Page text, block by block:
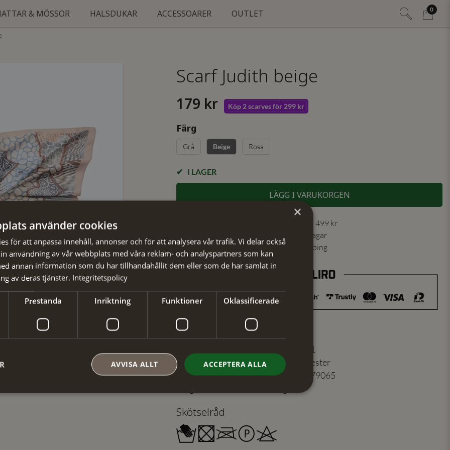
0
& MÖSSOR HALSDUKAR ACCESSOARER OUTLET
Scarf Judith beige
179 kr Köp 2 scarves för 299 kr
Färg
Grå Beige Rosa
I LAGER
LÄGG I VARUKORGEN
✓ Öppet köp i 30 dagar ✓ Fri frakt från 499 kr
✓ Din beställning skickas inom 1-2 vardagar
✓ Snabb leverans från vårt lager i Jönköping
Detaljer
104151521
Material:
100% Polyester
EAN:
7350184179065
Skötselråd
×
använder cookies
för att anpassa innehåll, annonser och för att analysera vår trafik. Vi delar också
användning av vår webbplats med våra reklam- och analyspartners som kan
annan information som du har tillhandahållit dem eller som de har samlat in
av deras tjänster. Integritetspolicy
Prestanda Inriktning Funktioner Oklassificerade
ACCEPTERA ALLA
AVVISA ALLT